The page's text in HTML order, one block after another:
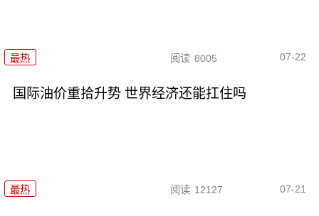
最热 阅读 8005 07-22
国际油价重拾升势 世界经济还能扛住吗
最热 阅读 12127 07-21